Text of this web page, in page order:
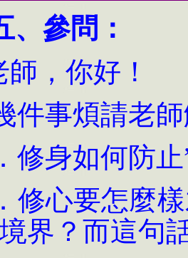
、 參問：
師，你好！
件事煩請老
修身如何防
修心要怎麼
界？而這句